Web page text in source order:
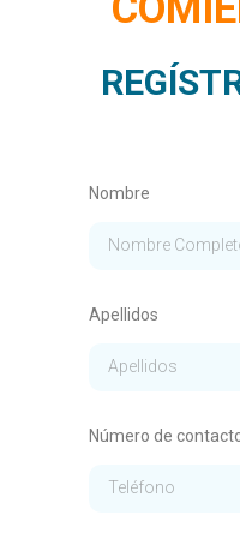
Nombre
Apellidos
Número de